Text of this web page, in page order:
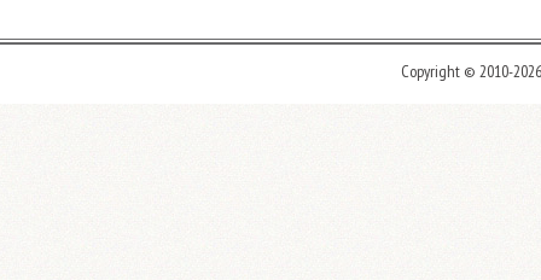
Copyright © 2010-